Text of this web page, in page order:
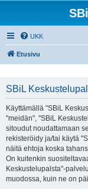
UKK
Etusivu
SBiL
Käyttämällä "SBiL
"meidän", "SBiL
sitoudut noudattamaan
rekisteröidy ja/tai käytä
näitä ehtoja koska
On kuitenkin
Keskustelupalsta"-
muodossa, kuin ne on